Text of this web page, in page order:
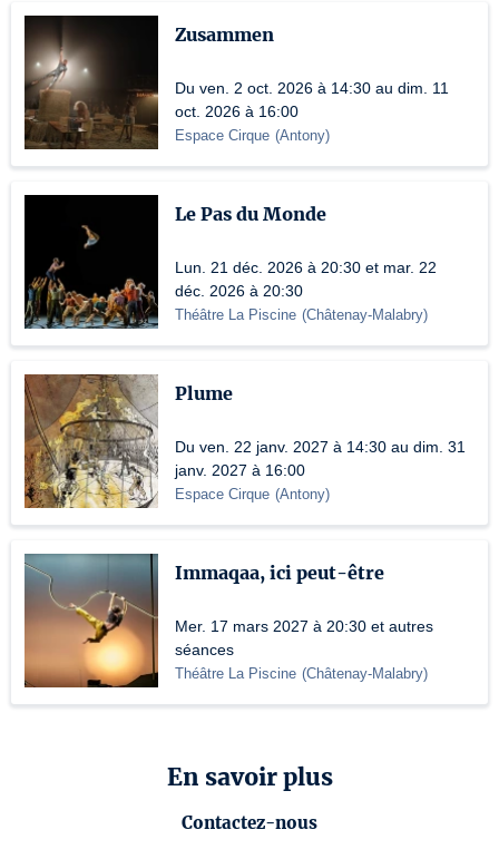
Zusammen
Du ven. 2 oct. 2026 à 14:30 au dim. 11
oct. 2026 à 16:00
Espace Cirque (Antony)
Le Pas du Monde
Lun. 21 déc. 2026 à 20:30 et mar. 22
déc. 2026 à 20:30
Théâtre La Piscine (Châtenay-Malabry)
Plume
Du ven. 22 janv. 2027 à 14:30 au dim. 31
janv. 2027 à 16:00
Espace Cirque (Antony)
Immaqaa, ici peut-être
Mer. 17 mars 2027 à 20:30 et autres
séances
Théâtre La Piscine (Châtenay-Malabry)
En savoir plus
Contactez-nous